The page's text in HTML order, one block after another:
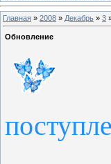
Главная » 2008 » Декабрь » 3
Обновление
В